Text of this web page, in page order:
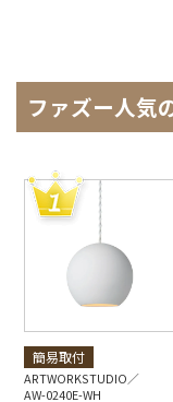
ファズー人気
簡易取付
ARTWORKSTUDIO
AW-0240E-WH